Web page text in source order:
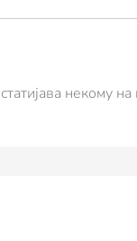
некому на